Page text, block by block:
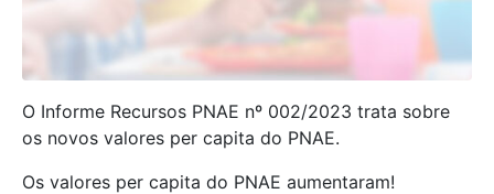
O Informe Recursos PNAE nº 002/2023 trata sobre
os novos valores per capita do PNAE.
Os valores per capita do PNAE aumentaram!